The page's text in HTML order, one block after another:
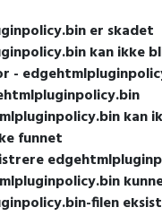
er skadet
kan ikke
-
kan
funnet
filen